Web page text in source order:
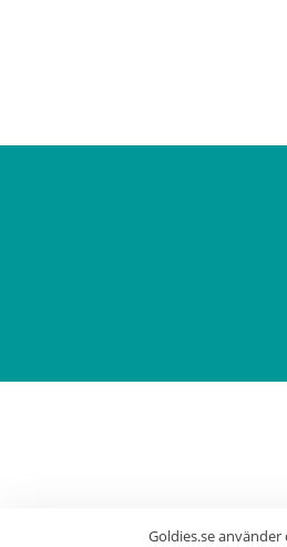
Goldies.se